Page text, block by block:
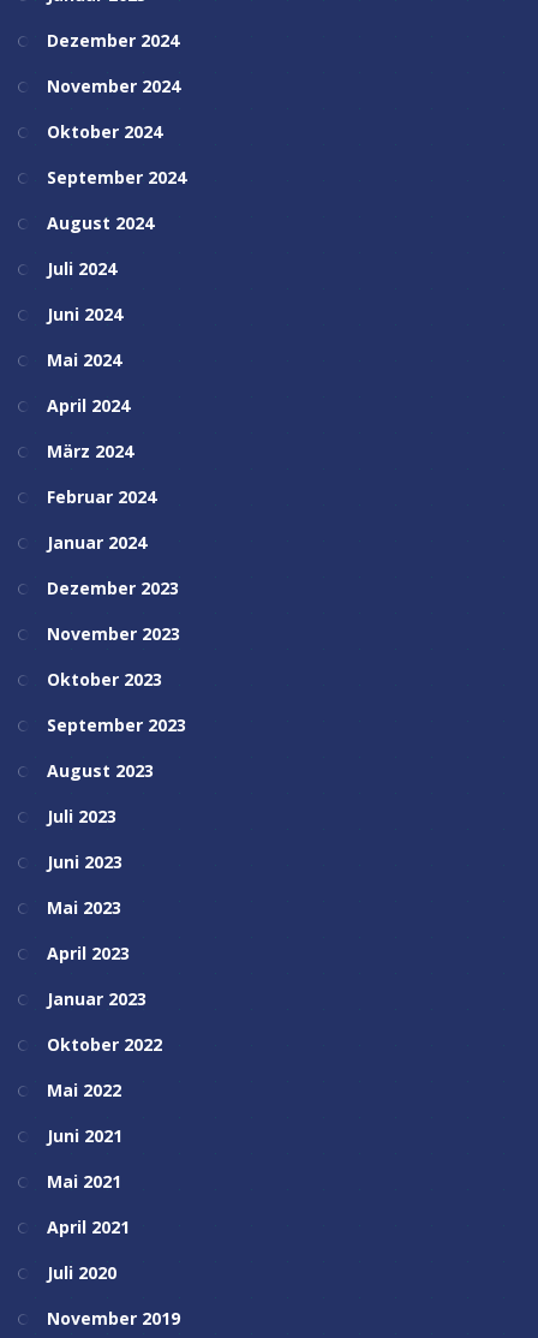
Dezember 2024
November 2024
Oktober 2024
September 2024
August 2024
Juli 2024
Juni 2024
Mai 2024
April 2024
März 2024
Februar 2024
Januar 2024
Dezember 2023
November 2023
Oktober 2023
September 2023
August 2023
Juli 2023
Juni 2023
Mai 2023
April 2023
Januar 2023
Oktober 2022
Mai 2022
Juni 2021
Mai 2021
April 2021
Juli 2020
November 2019